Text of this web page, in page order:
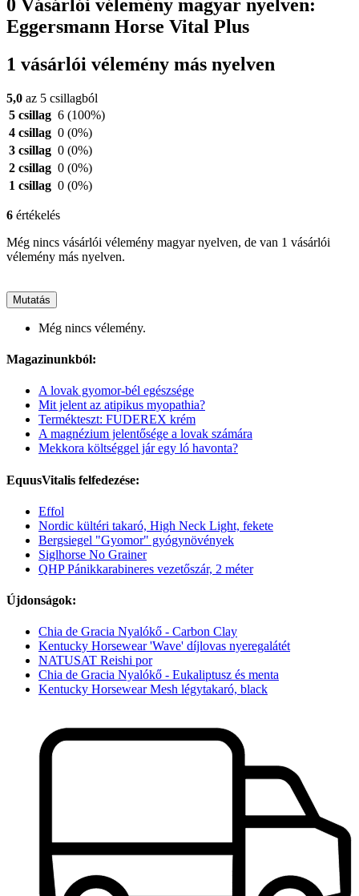
0 Vásárlói vélemény magyar nyelven:
Eggersmann Horse Vital Plus
1 vásárlói vélemény más nyelven
5,0 az 5 csillagból
5 csillag 6 (100%)
4 csillag 0 (0%)
3 csillag 0 (0%)
2 csillag 0 (0%)
1 csillag 0 (0%)
6 értékelés
Még nincs vásárlói vélemény magyar nyelven, de van 1 vásárlói
vélemény más nyelven.
Mutatás
Még nincs vélemény.
Magazinunkból:
A lovak gyomor-bél egészsége
Mit jelent az atipikus myopathia?
Termékteszt: FUDEREX krém
A magnézium jelentősége a lovak számára
Mekkora költséggel jár egy ló havonta?
EquusVitalis felfedezése:
Effol
Nordic kültéri takaró, High Neck Light, fekete
Bergsiegel "Gyomor" gyógynövények
Siglhorse No Grainer
QHP Pánikkarabineres vezetőszár, 2 méter
Újdonságok:
Chia de Gracia Nyalókő - Carbon Clay
Kentucky Horsewear 'Wave' díjlovas nyeregalátét
NATUSAT Reishi por
Chia de Gracia Nyalókő - Eukaliptusz és menta
Kentucky Horsewear Mesh légytakaró, black